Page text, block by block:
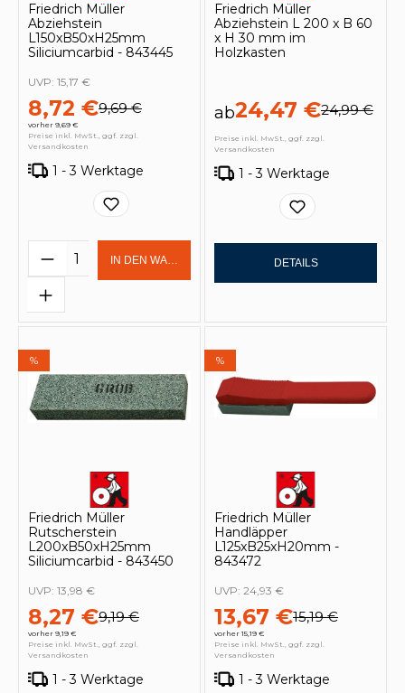
Friedrich Müller
Abziehstein
L150xB50xH25mm
Siliciumcarbid - 843445
8,72 €9,69 €
vorher 9,69 €
UVP: 15,17 €
Preise inkl. MwSt., ggf. zzgl.
Versandkosten
1 - 3 Werktage
Produkt Anzahl: Gib den
IN DEN WARENKORB
Friedrich Müller
Abziehstein L 200 x B 60
x H 30 mm im
Holzkasten
ab24,47 €24,99 €
Preise inkl. MwSt., ggf. zzgl.
Versandkosten
1 - 3 Werktage
DETAILS
%
Friedrich Müller
Rutscherstein
L200xB50xH25mm
Siliciumcarbid - 843450
8,27 €9,19 €
vorher 9,19 €
UVP: 13,98 €
Preise inkl. MwSt., ggf. zzgl.
Versandkosten
1 - 3 Werktage
%
Friedrich Müller
Handläpper
L125xB25xH20mm -
843472
13,67 €15,19 €
vorher 15,19 €
UVP: 24,93 €
Preise inkl. MwSt., ggf. zzgl.
Versandkosten
1 - 3 Werktage